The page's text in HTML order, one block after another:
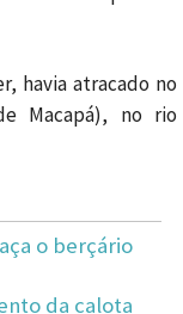
havia atracado no
Macapá), no rio
o berçário
da calota